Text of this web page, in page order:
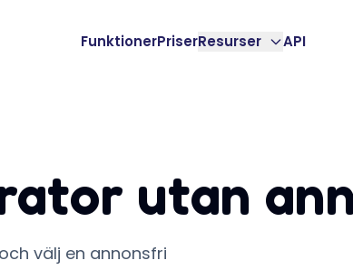
FunktionerPriserResurser API
utan
välj en annonsfri